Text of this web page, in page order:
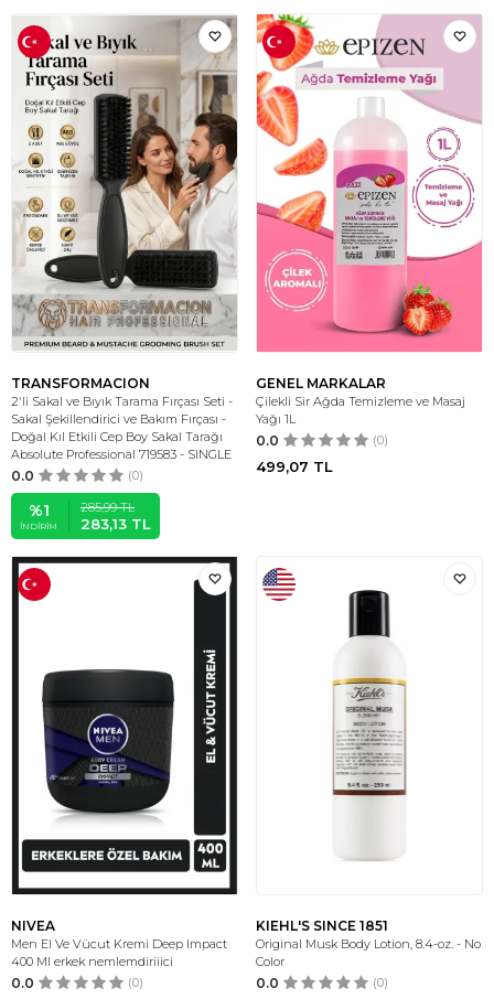
TRANSFORMACION
2'li Sakal ve Bıyık Tarama Fırçası Seti -
Sakal Şekillendirici ve Bakım Fırçası -
Doğal Kıl Etkili Cep Boy Sakal Tarağı
Absolute Professional 719583 - SINGLE
0.0 (0)
%1
İNDIRIM
285,99TL
283,13 TL
GENEL MARKALAR
Çilekli Sir Ağda Temizleme ve Masaj
Yağı 1L
0.0 (0)
499,07 TL
NIVEA
Men El Ve Vücut Kremi Deep Impact
400 Ml erkek nemlemdiriiici
0.0 (0)
KIEHL'S SINCE 1851
Original Musk Body Lotion, 8.4-oz. - No
Color
0.0 (0)